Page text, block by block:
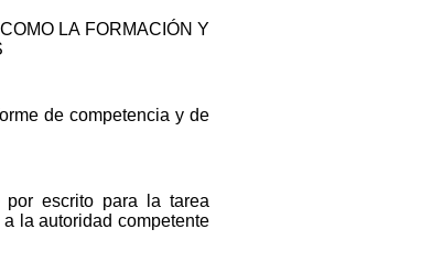
LA FORMACIÓN Y
de competencia y de
por escrito para la tarea
la autoridad competente